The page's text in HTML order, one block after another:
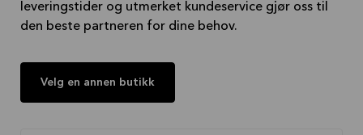
leveringstider og utmerket kundeservice gjør oss til
den beste partneren for dine behov.
Velg en annen butikk